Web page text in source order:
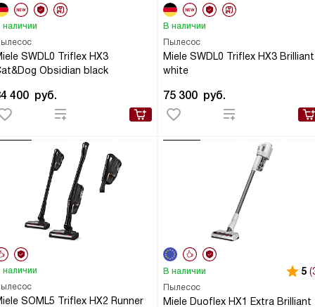
SWDL0 Triflex HX3
Obsidian black
наличии
400 руб.
Пылесос
Miele SWDL0 Triflex HX3 Brilliant
white
В наличии
75 300 руб.
SOML5 Triflex HX2 Runner
наличии
Пылесос
Miele Duoflex HX1 Extra Brilliant
В наличии 5